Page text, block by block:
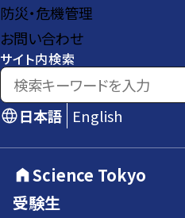
防災・危機管理
お問い合わせ
サイト内検索
日本語 English
Science Tokyo
受験生